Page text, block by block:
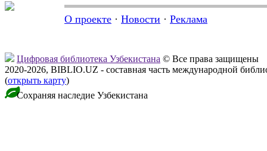
О проекте · Новости · Реклама
Цифровая библиотека Узбекистана © Все права защищены
2020-2026, BIBLIO.UZ - составная часть международной
(открыть карту)
Сохраняя наследие Узбекистана